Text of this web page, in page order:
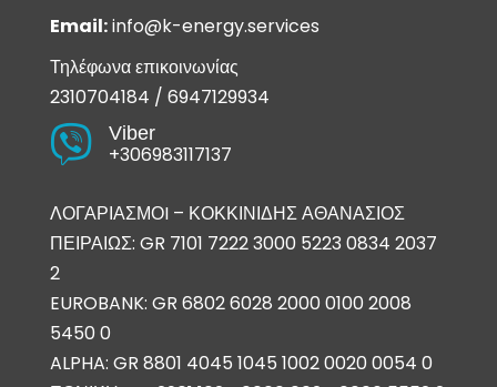
Email:info@k-energy.services
Τηλέφωνα επικοινωνίας
2310704184 / 6947129934
 Viber
+306983117137
ΛΟΓΑΡΙΑΣΜΟI – ΚΟΚΚΙΝΙΔΗΣ ΑΘΑΝΑΣΙΟΣ
ΠΕΙΡΑΙΩΣ: GR 7101 7222 3000 5223 0834 2037
2
EUROBANK: GR 6802 6028 2000 0100 2008
5450 0
ALPHA: GR 8801 4045 1045 1002 0020 0054 0